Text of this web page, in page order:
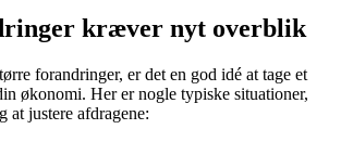
kræver nyt overblik
forandringer, er det en god idé at tage et
økonomi. Her er nogle typiske situationer,
at justere afdragene: